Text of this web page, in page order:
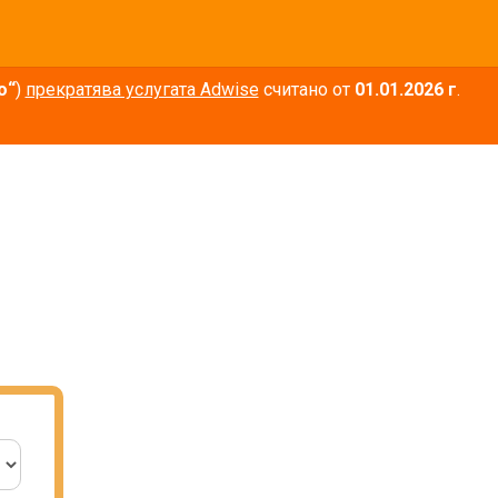
) прекратява услугата Adwiseсчитано от 01.01.2026 г.